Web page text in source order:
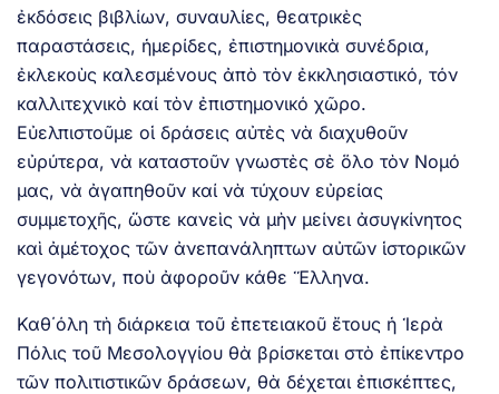
ἐκδόσεις βιβλίων, συναυλίες, θεατρικὲς
παραστάσεις, ἡμερίδες, ἐπιστημονικὰ συνέδρια,
ἐκλεκοὺς καλεσμένους ἀπὸ τὸν ἐκκλησιαστικό, τόν
καλλιτεχνικὸ καί τὸν ἐπιστημονικό χῶρο.
Εὐελπιστοῦμε οἱ δράσεις αὐτὲς νὰ διαχυθοῦν
εὐρύτερα, νὰ καταστοῦν γνωστὲς σὲ ὅλο τὸν Νομό
μας, νὰ ἀγαπηθοῦν καί νὰ τύχουν εὐρείας
συμμετοχῆς, ὥστε κανεὶς νὰ μὴν μείνει ἀσυγκίνητος
καὶ ἀμέτοχος τῶν ἀνεπανάληπτων αὐτῶν ἱστορικῶν
γεγονότων, ποὺ ἀφοροῦν κάθε Ἕλληνα.
Καθ΄όλη τὴ διάρκεια τοῦ ἐπετειακοῦ ἔτους ἡ Ἱερὰ
Πόλις τοῦ Μεσολογγίου θὰ βρίσκεται στὸ ἐπίκεντρο
τῶν πολιτιστικῶν δράσεων, θὰ δέχεται ἐπισκέπτες,